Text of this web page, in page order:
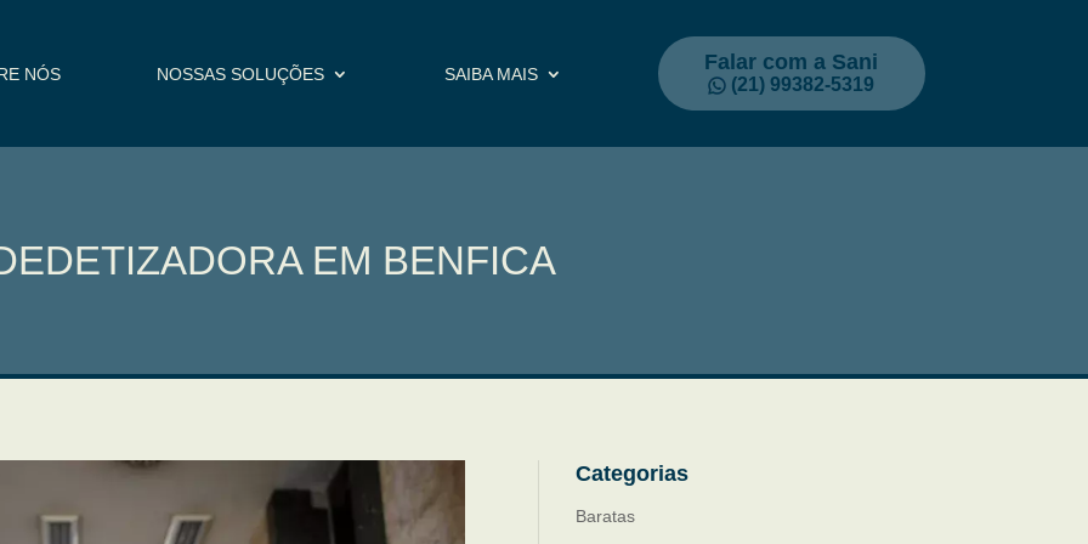
NÓS NOSSAS SOLUÇÕES SAIBA MAIS Falar com a Sani
(21) 99382-5319
EM BENFICA
Categorias
Baratas